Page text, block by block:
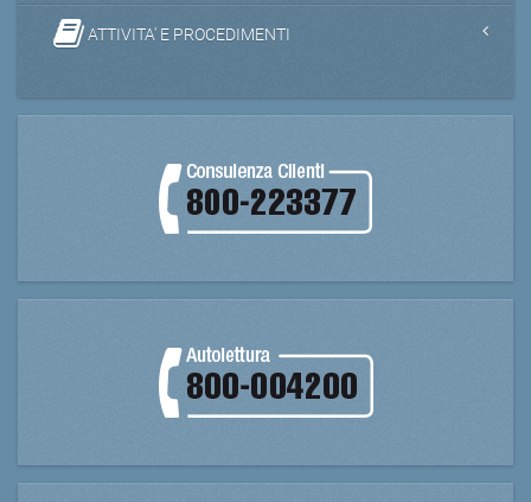
ATTIVITA' E PROCEDIMENTI